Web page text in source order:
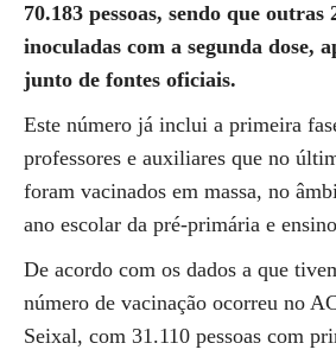
70.183 pessoas, sendo que outras
inoculadas com a segunda dose,
junto de fontes oficiais.
Este número já inclui a primeira
professores e auxiliares que no
foram vacinados em massa, no
ano escolar da pré-primária e
De acordo com os dados a que
número de vacinação ocorreu no
Seixal, com 31.110 pessoas com